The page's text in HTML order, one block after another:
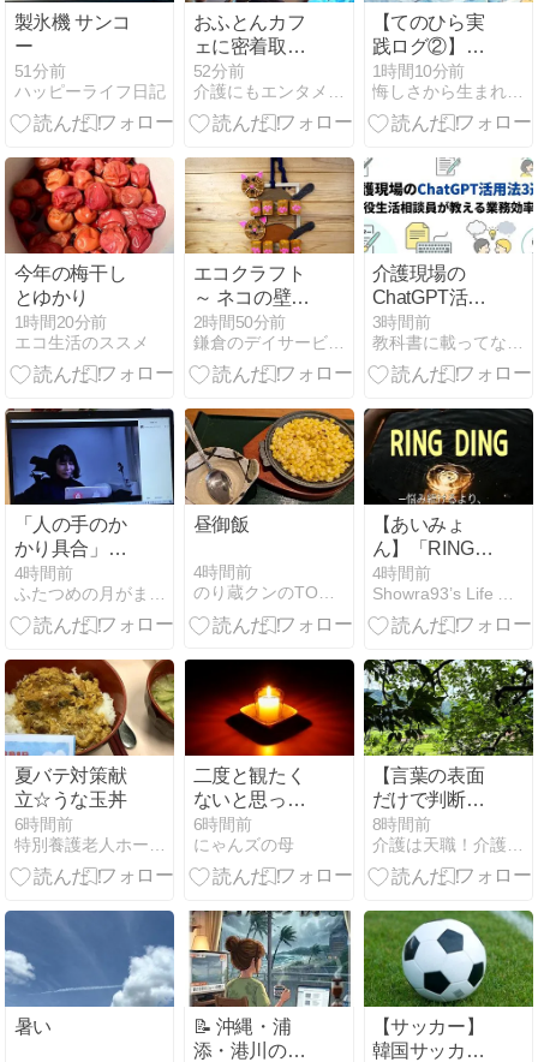
製氷機 サンコ
ー
51分前
ハッピーライフ日記
おふとんカフ
ェに密着取
材！!9月放送
予定！
52分前
介護にもエンタメを！〜介護の世界で主役になる！
【てのひら実
践ログ②】1
月に7,771P！
お金の話もで
きる全国の仲
場所
1時間10分前
悔しさから生まれた喜び！ 透析ママを支える幸せサポート物語
今年の梅干し
とゆかり
1時間20分前
エコ生活のススメ
エコクラフト
～ ネコの壁掛
け収納 ～
2時間50分前
鎌倉のデイサービス「やと」のブログ
介護現場の
ChatGPT活用
法3選！現役
生活相談員が
教える業務効
3時間前
教科書に載ってない介護福祉の話
「人の手のか
かり具合」が
違います
4時間前
ふたつめの月がまわってくる
昼御飯
4時間前
のり蔵クンのTODAYブログ
【あいみょ
ん】「RING
DING」｜歌詞
の意味を考
察！クヨクヨ
らしヤの鐘”が
鳴り響く
4時間前
Showra93’s Life AID
夏バテ対策献
立☆うな玉丼
6時間前
特別養護老人ホーム ケアポート板橋
二度と観たく
ないと思って
いた、火垂る
の墓から学ぶ
こと…
6時間前
にゃんズの母
【言葉の表面
だけで判断を
しないこと】
8時間前
介護は天職！介護士が伝える日々を幸せに生きるためのヒント
暑い
📝 沖縄・浦
添・港川の介
【サッカー】
韓国サッカー